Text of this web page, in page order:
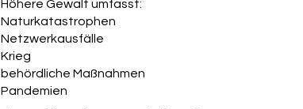
Höhere Gewalt umfasst:
Naturkatastrophen
Netzwerkausfälle
Krieg
behördliche Maßnahmen
Pandemien